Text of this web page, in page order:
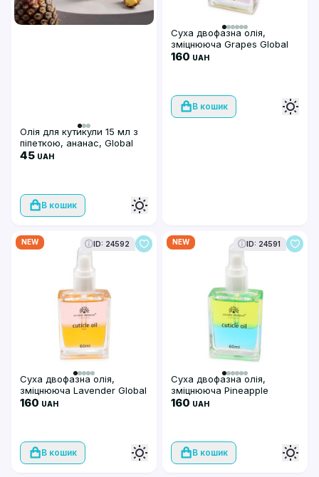
Олія для кутикули 15 мл з
піпеткою, ананас, Global
Fashion
45 UAH
В кошик
Суха двофазна олія,
зміцнююча Grapes Global
Fashion, 60 мл
160 UAH
В кошик
NEW ID: 24592
Суха двофазна олія,
зміцнююча Lavender Global
Fashion, 60 мл
160 UAH
В кошик
NEW ID: 24591
Суха двофазна олія,
зміцнююча Pineapple
Global Fashion, 60 мл
160 UAH
В кошик